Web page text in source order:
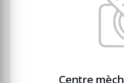
Centre